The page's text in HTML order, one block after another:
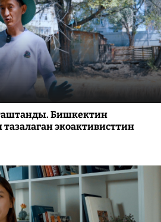
Бишкектин
экоактивисттин